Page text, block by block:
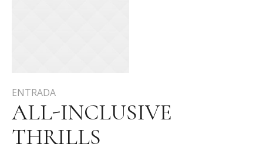
ENTRADA
ALL-INCLUSIVE
THRILLS